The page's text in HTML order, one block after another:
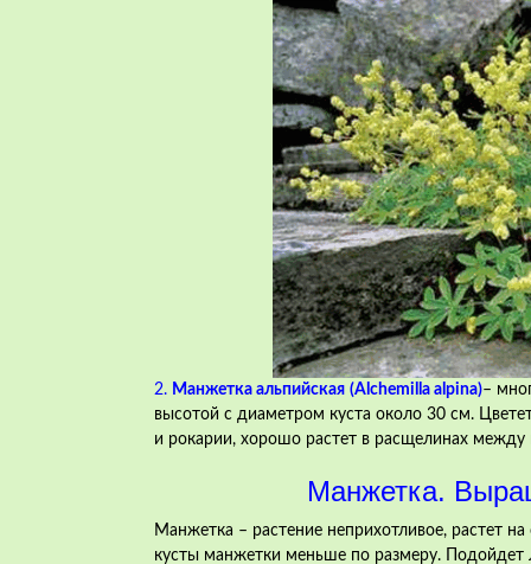
2. Манжетка альпийская (Alchemilla alpina)–
высотой с диаметром куста около 30 см.
и рокарии, хорошо растет в расщелинах между
Манжетка.
Манжетка – растение неприхотливое, растет
кусты манжетки меньше по размеру. Подойдет